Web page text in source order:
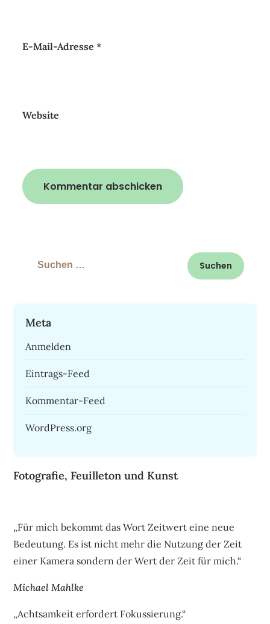
E-Mail-Adresse*
Website
Suchen
Meta
Anmelden
Eintrags-Feed
Kommentar-Feed
WordPress.org
Fotografie, Feuilleton und Kunst
„Für mich bekommt das Wort Zeitwert eine neue
Bedeutung. Es ist nicht mehr die Nutzung der Zeit
einer Kamera sondern der Wert der Zeit für mich.“
Michael Mahlke
„Achtsamkeit erfordert Fokussierung.“